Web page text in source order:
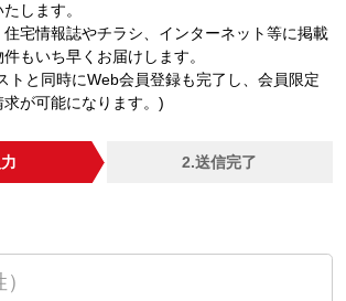
します。
宅情報誌やチラシ、インターネット等に掲載
もいち早くお届けします。
と同時にWeb会員登録も完了し、会員限定
が可能になります。)
2.送信完了